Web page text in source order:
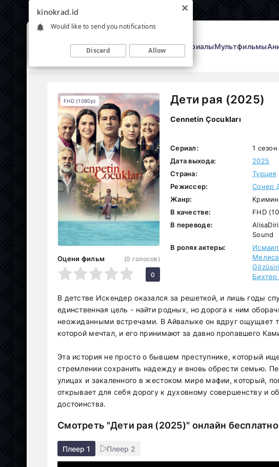
ФильмыСериалыМультфильмы
Дети рая (2025)
Cennetin Çocukları
FHD (1080p)
Оцени фильм
5
(0 голосов)
0
Сериал:
1
Дата выхода:
2025
Страна:
Турция
Режиссер:
Сонер
Жанр:
В качестве:
FHD
В переводе:
Sound
В ролях актеры:
В детстве Искендер оказался за решеткой, и лишь годы
единственная цель - найти родных, но дорога к ним
неожиданными встречами. В Айвалыке он вдруг ощущает
которой мечтал, и его принимают за давно пропавшего
Эта история не просто о бывшем преступнике, который
стремлении сохранить надежду и вновь обрести семью.
улицах и закаленного в жестоком мире мафии, который,
открывает для себя дорогу к духовному совершенству и
достоинства.
Смотреть "Дети рая (2025)" онлайн бесплатно
Плеер 1 Плеер 2
kinokrad.id
Would like to send you notifications
Discard Allow